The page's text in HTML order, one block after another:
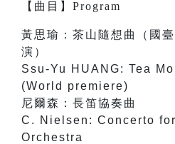
【 曲目 】 Program
黃思瑜：茶山隨想曲（國
演）
Ssu-Yu HUANG: Tea
(World premiere)
尼爾森：長笛協奏曲
C. Nielsen: Concerto
Orchestra